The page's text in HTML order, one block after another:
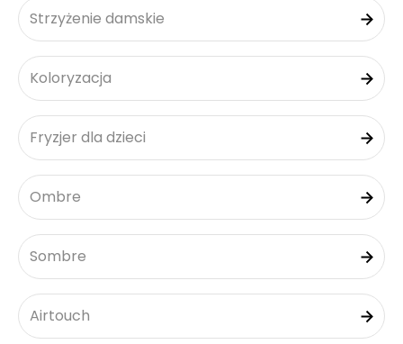
Strzyżenie damskie
Koloryzacja
Fryzjer dla dzieci
Ombre
Sombre
Airtouch